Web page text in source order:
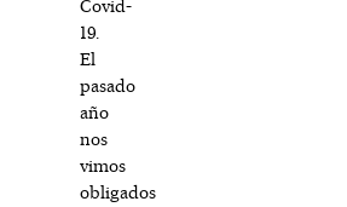
Covid-
19.
El
pasado
año
nos
vimos
obligados